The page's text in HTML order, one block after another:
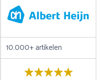
10.000+ artikelen